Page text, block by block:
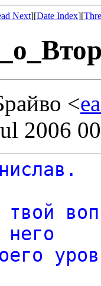
Next][Date Index][
<
2006
твой
него